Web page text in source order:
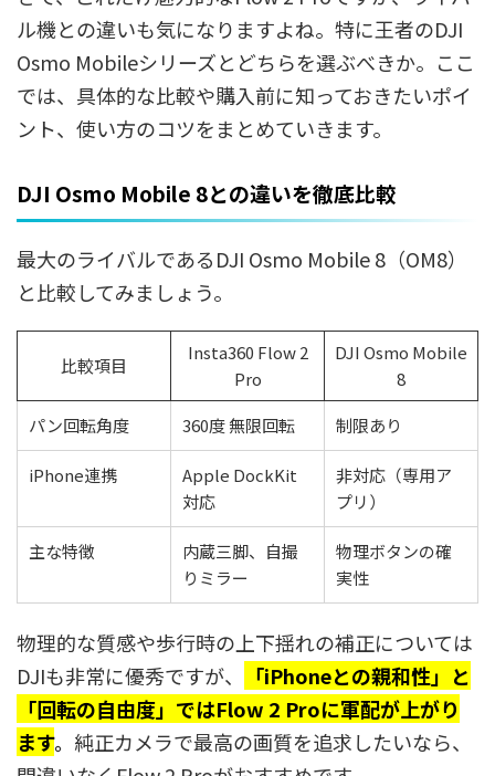
ル機との違いも気になりますよね。特に王者のDJI
Osmo Mobileシリーズとどちらを選ぶべきか。ここ
では、具体的な比較や購入前に知っておきたいポイ
ント、使い方のコツをまとめていきます。
DJI Osmo Mobile 8との違いを徹底比較
最大のライバルであるDJI Osmo Mobile 8（OM8）
と比較してみましょう。
比較項目
Insta360 Flow 2
Pro
DJI Osmo Mobile
8
パン回転角度
360度 無限回転 制限あり
iPhone連携
Apple DockKit
対応
非対応（専用ア
プリ）
主な特徴
内蔵三脚、自撮
りミラー
物理ボタンの確
実性
物理的な質感や歩行時の上下揺れの補正については
DJIも非常に優秀ですが、
「iPhoneとの親和性」と
「回転の自由度」ではFlow 2 Proに軍配が上がり
ます。 純正カメラで最高の画質を追求したいなら、